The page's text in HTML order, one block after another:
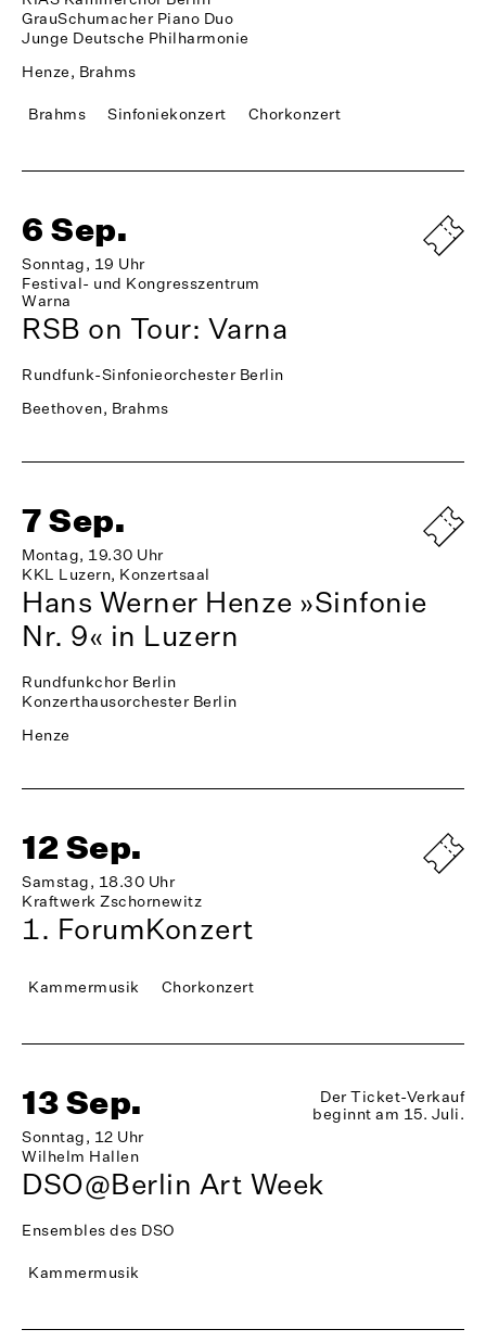
GrauSchumacher Piano Duo
Junge Deutsche Philharmonie
Henze, Brahms
Brahms Sinfoniekonzert Chorkonzert
6 Sep.
Sonntag, 19 Uhr
Festival- und Kongresszentrum
Warna
RSB on Tour: Varna
Rundfunk-Sinfonieorchester Berlin
Beethoven, Brahms
7 Sep.
Montag, 19.30 Uhr
KKL Luzern, Konzertsaal
Hans Werner Henze »Sinfonie
Nr. 9« in Luzern
Rundfunkchor Berlin
Konzerthausorchester Berlin
Henze
12 Sep.
Samstag, 18.30 Uhr
Kraftwerk Zschornewitz
1. ForumKonzert
Kammermusik Chorkonzert
13 Sep.
Sonntag, 12 Uhr
Wilhelm Hallen
Der Ticket-Verkauf
beginnt am 15. Juli.
DSO@Berlin Art Week
Ensembles des DSO
Kammermusik